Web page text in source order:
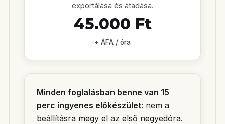
exportálása és átadása.
45.000 Ft
+ ÁFA / óra
Minden foglalásban benne van 15
perc ingyenes előkészület: nem a
beállításra megy el az első negyedóra.